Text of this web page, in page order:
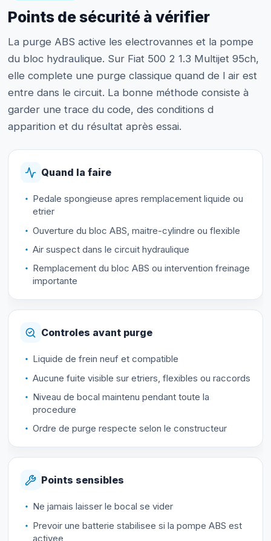
Points de sécurité à vérifier
La purge ABS active les electrovannes et la pompe
du bloc hydraulique. Sur Fiat 500 2 1.3 Multijet 95ch,
elle complete une purge classique quand de l air est
entre dans le circuit. La bonne méthode consiste à
garder une trace du code, des conditions d
apparition et du résultat après essai.
Quand la faire
Pedale spongieuse apres remplacement liquide ou
etrier
Ouverture du bloc ABS, maitre-cylindre ou flexible
Air suspect dans le circuit hydraulique
Remplacement du bloc ABS ou intervention freinage
importante
Controles avant purge
Liquide de frein neuf et compatible
Aucune fuite visible sur etriers, flexibles ou raccords
Niveau de bocal maintenu pendant toute la
procedure
Ordre de purge respecte selon le constructeur
Points sensibles
Ne jamais laisser le bocal se vider
Prevoir une batterie stabilisee si la pompe ABS est
activee